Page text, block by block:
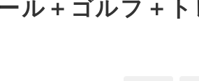
ル＋ゴルフ＋